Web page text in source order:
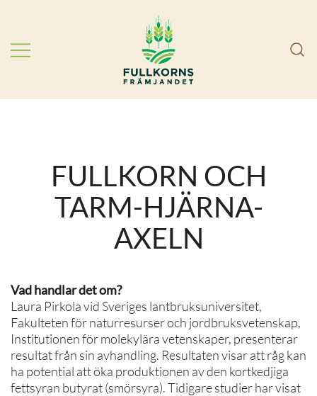
content
FullkornsFrämjandet
Välj mer fullkorn! Vi arbetar i
FULLKORN OCH
TARM-HJÄRNA-
AXELN
Vad handlar det om?
Laura Pirkola vid Sveriges lantbruksuniversitet,
Fakulteten för naturresurser och jordbruksvetenskap,
Institutionen för molekylära vetenskaper, presenterar
resultat från sin avhandling. Resultaten visar att råg kan
ha potential att öka produktionen av den kortkedjiga
fettsyran butyrat (smörsyra). Tidigare studier har visat